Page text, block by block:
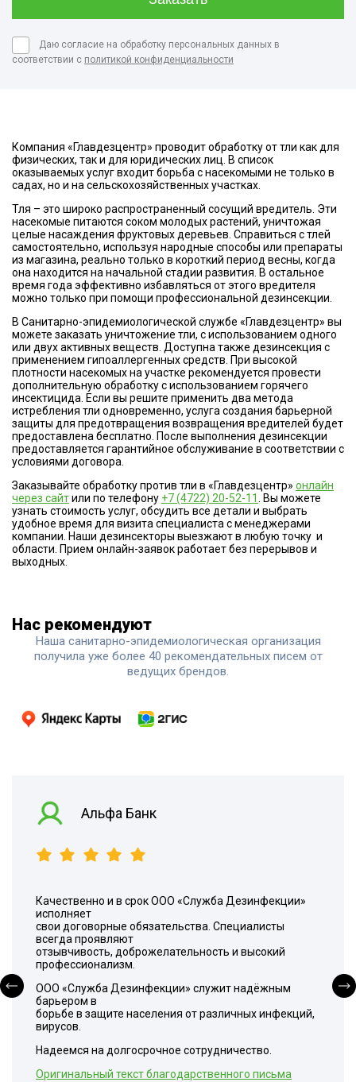
Даю согласие на обработку персональных данных в
соответствии с политикой конфиденциальности
Компания «Главдезцентр» проводит обработку от тли как для
физических, так и для юридических лиц. В список
оказываемых услуг входит борьба с насекомыми не только в
садах, но и на сельскохозяйственных участках.
Тля – это широко распространенный сосущий вредитель. Эти
насекомые питаются соком молодых растений, уничтожая
целые насаждения фруктовых деревьев. Справиться с тлей
самостоятельно, используя народные способы или препараты
из магазина, реально только в короткий период весны, когда
она находится на начальной стадии развития. В остальное
время года эффективно избавляться от этого вредителя
можно только при помощи профессиональной дезинсекции.
В Санитарно-эпидемиологической службе «Главдезцентр» вы
можете заказать уничтожение тли, с использованием одного
или двух активных веществ. Доступна также дезинсекция с
применением гипоаллергенных средств. При высокой
плотности насекомых на участке рекомендуется провести
дополнительную обработку с использованием горячего
инсектицида. Если вы решите применить два метода
истребления тли одновременно, услуга создания барьерной
защиты для предотвращения возвращения вредителей будет
предоставлена бесплатно. После выполнения дезинсекции
предоставляется гарантийное обслуживание в соответствии с
условиями договора.
Заказывайте обработку против тли в «Главдезцентр» онлайн
через сайтили по телефону +7 (4722) 20-52-11
. Вы можете
узнать стоимость услуг, обсудить все детали и выбрать
удобное время для визита специалиста с менеджерами
компании. Наши дезинсекторы выезжают в любую точку и
области. Прием онлайн-заявок работает без перерывов и
выходных.
Нас рекомендуют
Наша санитарно-эпидемиологическая организация
получила уже более 40 рекомендательных писем от
ведущих брендов.
Альфа Банк
Качественно и в срок ООО «Служба Дезинфекции»
исполняет
свои договорные обязательства. Специалисты
всегда проявляют
отзывчивость, доброжелательность и высокий
профессионализм.
ООО «Служба Дезинфекции» служит надёжным
барьером в
борьбе в защите населения от различных инфекций,
вирусов.
Надеемся на долгосрочное сотрудничество.
Оригинальный текст благодарственного письма